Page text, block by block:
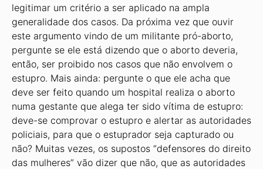
legitimar um critério a ser aplicado na ampla
generalidade dos casos. Da próxima vez que ouvir
este argumento vindo de um militante pró-aborto,
pergunte se ele está dizendo que o aborto deveria,
então, ser proibido nos casos que não envolvem o
estupro. Mais ainda: pergunte o que ele acha que
deve ser feito quando um hospital realiza o aborto
numa gestante que alega ter sido vítima de estupro:
deve-se comprovar o estupro e alertar as autoridades
policiais, para que o estuprador seja capturado ou
não? Muitas vezes, os supostos “defensores do direito
das mulheres” vão dizer que não, que as autoridades